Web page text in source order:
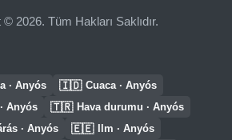
2026. Tüm Hakları Saklıdır.
· Anyós 🇮🇩 Cuaca · Anyós
Anyós 🇹🇷 Hava durumu · Anyós
· Anyós 🇪🇪 Ilm · Anyós